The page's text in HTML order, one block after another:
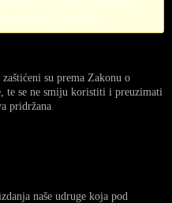
su prema Zakonu o
te se ne smiju koristiti i preuzimati
pridržana
naše udruge koja pod